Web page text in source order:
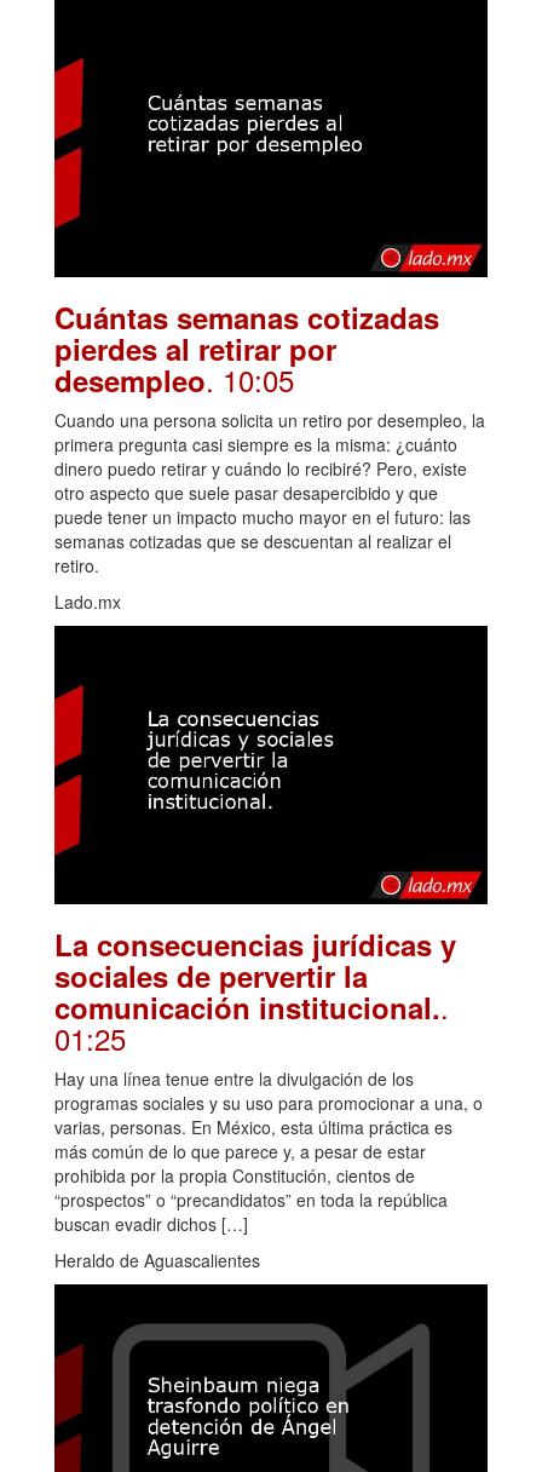
Cuántas semanas cotizadas
pierdes al retirar por
desempleo. 10:05
Cuando una persona solicita un retiro por desempleo, la
primera pregunta casi siempre es la misma: ¿cuánto
dinero puedo retirar y cuándo lo recibiré? Pero, existe
otro aspecto que suele pasar desapercibido y que
puede tener un impacto mucho mayor en el futuro: las
semanas cotizadas que se descuentan al realizar el
retiro.
Lado.mx
La consecuencias jurídicas y
sociales de pervertir la
comunicación institucional..
01:25
Hay una línea tenue entre la divulgación de los
programas sociales y su uso para promocionar a una, o
varias, personas. En México, esta última práctica es
más común de lo que parece y, a pesar de estar
prohibida por la propia Constitución, cientos de
“prospectos” o “precandidatos” en toda la república
buscan evadir dichos […]
Heraldo de Aguascalientes